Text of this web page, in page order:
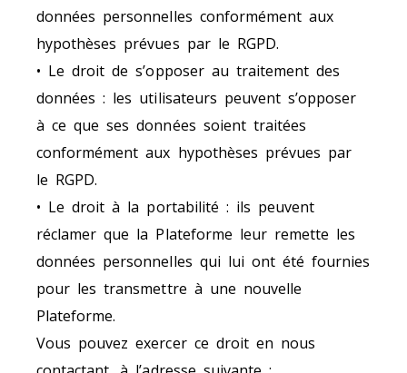
données personnelles conformément aux
hypothèses prévues par le RGPD.
• Le droit de s’opposer au traitement des
données : les utilisateurs peuvent s’opposer
à ce que ses données soient traitées
conformément aux hypothèses prévues par
le RGPD.
• Le droit à la portabilité : ils peuvent
réclamer que la Plateforme leur remette les
données personnelles qui lui ont été fournies
pour les transmettre à une nouvelle
Plateforme.
Vous pouvez exercer ce droit en nous